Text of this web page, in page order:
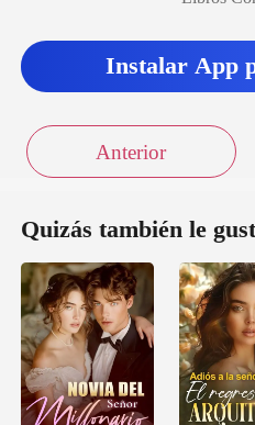
Instalar App
Anterior
Quizás también le